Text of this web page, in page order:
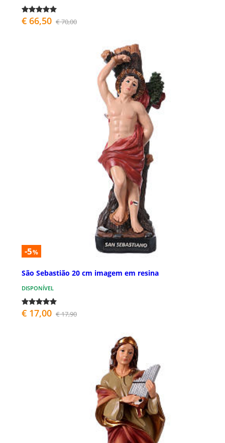
€ 66,50 € 70,00
-5%
São Sebastião 20 cm imagem em resina
DISPONÍVEL
€ 17,00 € 17,90